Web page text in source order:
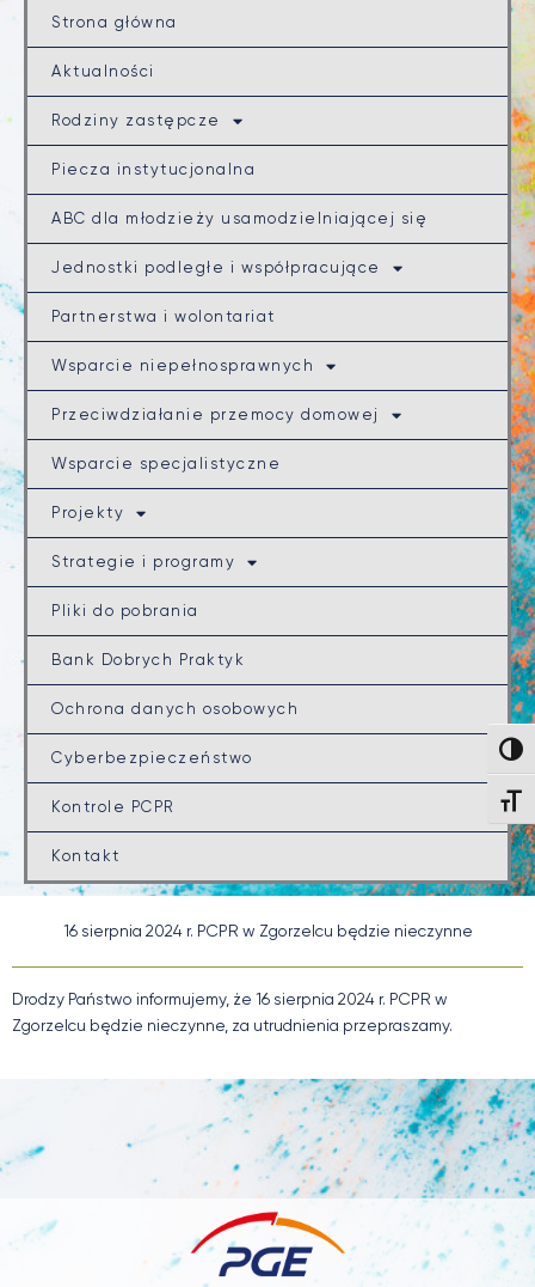
Strona główna
Aktualności
Rodziny zastępcze
Piecza instytucjonalna
ABC dla młodzieży usamodzielniającej się
Jednostki podległe i współpracujące
Partnerstwa i wolontariat
Wsparcie niepełnosprawnych
Przeciwdziałanie przemocy domowej
Wsparcie specjalistyczne
Projekty
Strategie i programy
Pliki do pobrania
Bank Dobrych Praktyk
Ochrona danych osobowych
Cyberbezpieczeństwo
Kontrole PCPR
Kontakt
16 sierpnia 2024 r. PCPR w Zgorzelcu będzie nieczynne
Drodzy Państwo informujemy, że 16 sierpnia 2024 r. PCPR w
Zgorzelcu będzie nieczynne, za utrudnienia przepraszamy.